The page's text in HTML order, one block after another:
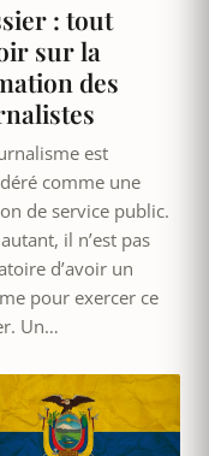
: tout
sur la
des
est
comme une
de service public.
il n’est pas
d’avoir un
pour exercer ce
Un…